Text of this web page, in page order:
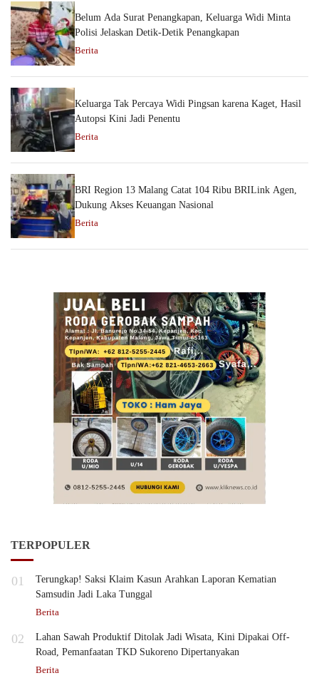
Belum Ada Surat Penangkapan, Keluarga Widi Minta
Polisi Jelaskan Detik-Detik Penangkapan
Berita
Keluarga Tak Percaya Widi Pingsan karena Kaget, Hasil
Autopsi Kini Jadi Penentu
Berita
BRI Region 13 Malang Catat 104 Ribu BRILink Agen,
Dukung Akses Keuangan Nasional
Berita
TERPOPULER
01
Terungkap! Saksi Klaim Kasun Arahkan Laporan Kematian
Samsudin Jadi Laka Tunggal
Berita
02
Lahan Sawah Produktif Ditolak Jadi Wisata, Kini Dipakai Off-
Road, Pemanfaatan TKD Sukoreno Dipertanyakan
Berita